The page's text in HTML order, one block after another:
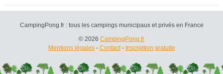
CampingPong.fr : tous les campings municipaux et privés en France
© 2026 CampingPong.fr
Mentions légales- Contact- Inscription gratuite